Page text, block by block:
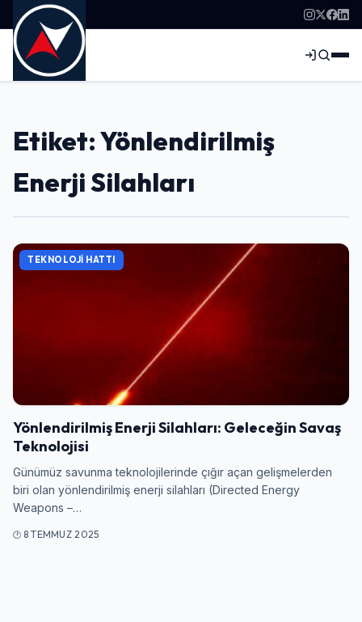
Etiket: Yönlendirilmiş
Enerji Silahları
TEKNOLOJI HATTI
Yönlendirilmiş Enerji Silahları: Geleceğin Savaş
Teknolojisi
Günümüz savunma teknolojilerinde çığır açan gelişmelerden
biri olan yönlendirilmiş enerji silahları (Directed Energy
Weapons –…
8 TEMMUZ 2025
Kullanıcı Adı veya E-posta
Şifre